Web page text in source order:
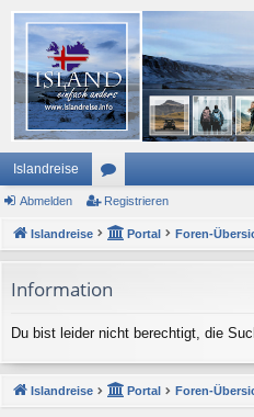
Islandreise
or
en
Abmelden Registrieren
Islandreise Portal Foren-
Information
Du bist leider nicht berechtigt, die
Islandreise Portal Foren-